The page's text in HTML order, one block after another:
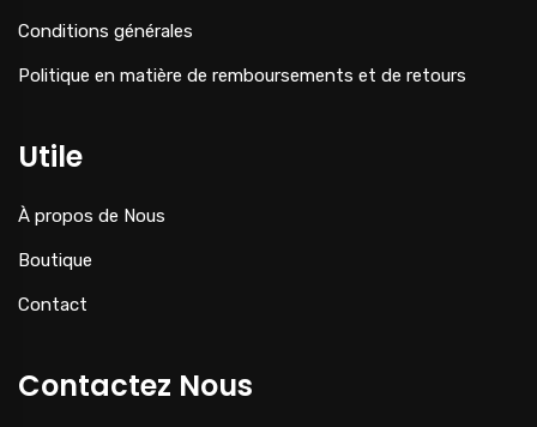
Conditions générales
Politique en matière de remboursements et de retours
Utile
À propos de Nous
Boutique
Contact
Contactez Nous